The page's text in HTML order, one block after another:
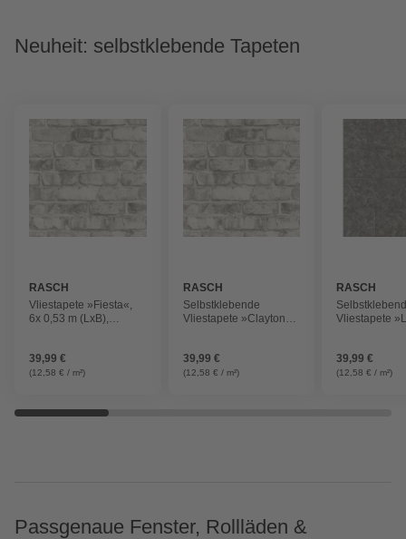
Neuheit: selbstklebende Tapeten
RASCH
Vliestapete »Fiesta«,
6x 0,53 m (LxB),
blau/grün
39,99 €
(12,58 € / m²)
RASCH
Selbstklebende
Vliestapete »Clayton«,
Steinoptik, grau
39,99 €
(12,58 € / m²)
RASCH
Vliestapete
39,99 €
(12,58 € / m²)
Passgenaue Fenster, Rollläden &